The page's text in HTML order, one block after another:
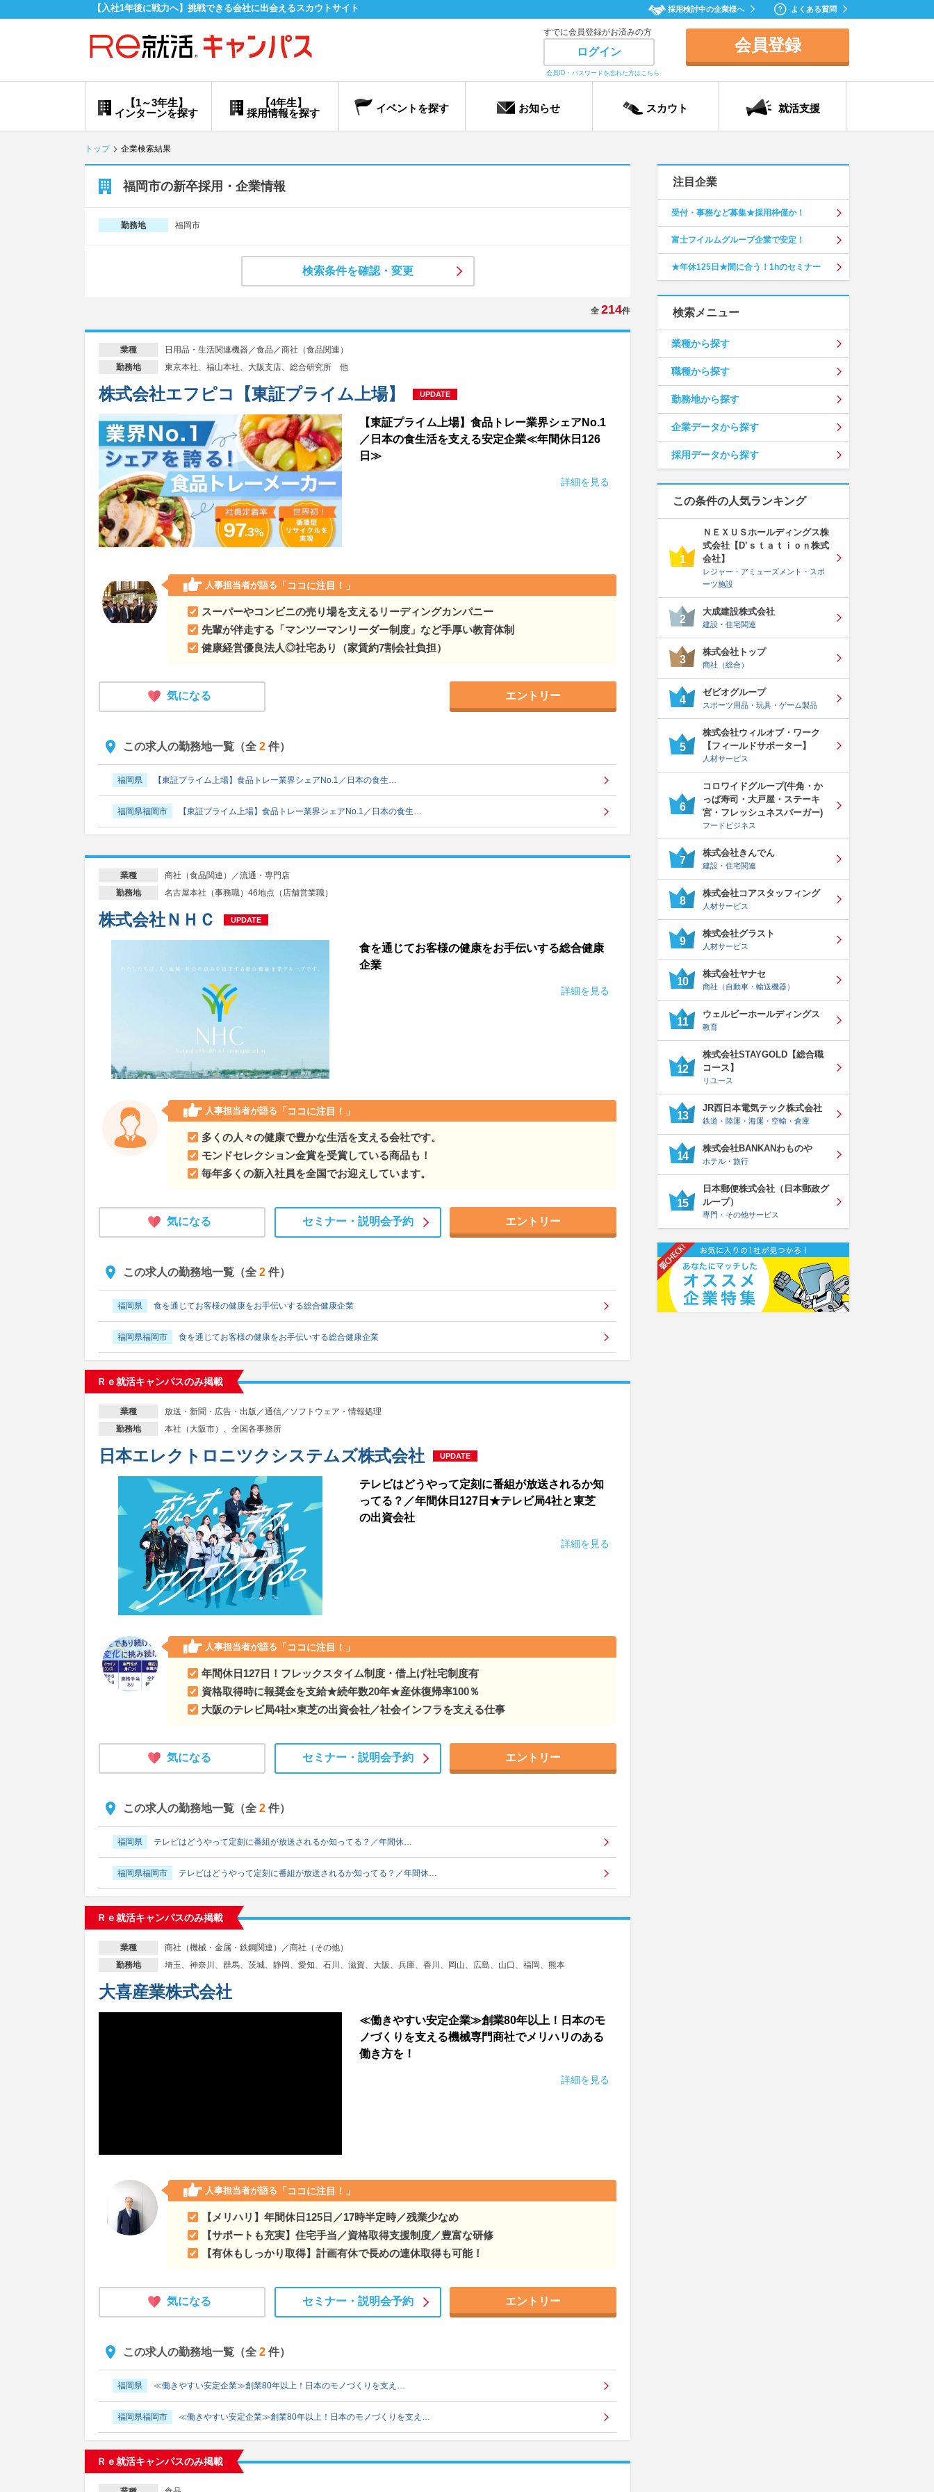
【入社1年後に戦力へ】挑戦できる会社に出会えるスカウトサイト 採用検討中の企業様へ よくある質問
すでに会員登録がお済みの方
ログイン
会員ID・パスワードを忘れた方はこちら
会員登録
【4年生】
採用情報を探す
【1～3年生】
インターンを探す
イベントを探す お知らせ スカウト 就活支援
トップ 企業検索結果
福岡市の新卒採用・企業情報
勤務地 福岡市
検索条件を確認・変更
全 214件
業種 日用品・生活関連機器／食品／商社（食品関連）
勤務地 東京本社、福山本社、大阪支店、総合研究所 他
株式会社エフピコ【東証プライム上場】 UPDATE
【東証プライム上場】食品トレー業界シェアNo.1
／日本の食生活を支える安定企業≪年間休日126
日≫
詳細を見る
人事担当者が語る 「ココに注目！」
スーパーやコンビニの売り場を支えるリーディングカンパニー
先輩が伴走する「マンツーマンリーダー制度」など手厚い教育体制
健康経営優良法人◎社宅あり（家賃約7割会社負担）
気になる エントリー
この求人の勤務地一覧（全 2 件）
福岡県 【東証プライム上場】食品トレー業界シェアNo.1／日本の食生…
福岡県福岡市 【東証プライム上場】食品トレー業界シェアNo.1／日本の食生…
業種 商社（食品関連）／流通・専門店
勤務地 名古屋本社（事務職）46地点（店舗営業職）
株式会社ＮＨＣ UPDATE
食を通じてお客様の健康をお手伝いする総合健康
企業
詳細を見る
人事担当者が語る 「ココに注目！」
多くの人々の健康で豊かな生活を支える会社です。
モンドセレクション金賞を受賞している商品も！
毎年多くの新入社員を全国でお迎えしています。
気になる セミナー・ 説明会予約 エントリー
この求人の勤務地一覧（全 2 件）
福岡県 食を通じてお客様の健康をお手伝いする総合健康企業
福岡県福岡市 食を通じてお客様の健康をお手伝いする総合健康企業
Ｒｅ就活キャンパスのみ掲載
業種 放送・新聞・広告・出版／通信／ソフトウェア・情報処理
勤務地 本社（大阪市）、全国各事務所
日本エレクトロニツクシステムズ株式会社 UPDATE
テレビはどうやって定刻に番組が放送されるか知
ってる？／年間休日127日★テレビ局4社と東芝
の出資会社
詳細を見る
人事担当者が語る 「ココに注目！」
年間休日127日！フレックスタイム制度・借上げ社宅制度有
資格取得時に報奨金を支給★続年数20年★産休復帰率100％
大阪のテレビ局4社×東芝の出資会社／社会インフラを支える仕事
気になる セミナー・ 説明会予約 エントリー
この求人の勤務地一覧（全 2 件）
福岡県 テレビはどうやって定刻に番組が放送されるか知ってる？／年間休…
福岡県福岡市 テレビはどうやって定刻に番組が放送されるか知ってる？／年間休…
Ｒｅ就活キャンパスのみ掲載
業種 商社（機械・金属・鉄鋼関連）／商社（その他）
勤務地 埼玉、神奈川、群馬、茨城、静岡、愛知、石川、滋賀、大阪、兵庫、香川、岡山、広島、山口、福岡、熊本
大喜産業株式会社
≪働きやすい安定企業≫創業80年以上！日本のモ
ノづくりを支える機械専門商社でメリハリのある
働き方を！
詳細を見る
人事担当者が語る 「ココに注目！」
【メリハリ】年間休日125日／17時半定時／残業少なめ
【サポートも充実】住宅手当／資格取得支援制度／豊富な研修
【有休もしっかり取得】計画有休で長めの連休取得も可能！
気になる セミナー・ 説明会予約 エントリー
この求人の勤務地一覧（全 2 件）
福岡県 ≪働きやすい安定企業≫創業80年以上！日本のモノづくりを支え…
福岡県福岡市 ≪働きやすい安定企業≫創業80年以上！日本のモノづくりを支え…
Ｒｅ就活キャンパスのみ掲載
注目企業
受付・事務など募集★採用枠僅か！
富士フイルムグループ企業で安定！
★年休125日★間に合う！1hのセミナー
検索メニュー
業種から探す
職種から探す
勤務地から探す
企業データから探す
採用データから探す
この条件の人気ランキング
1
ＮＥＸＵＳホールディングス株
式会社【D’ｓｔａｔｉｏｎ株式
会社】
レジャー・アミューズメント・スポ
ーツ施設
2
大成建設株式会社
建設・住宅関連
3
株式会社トップ
商社（総合）
4
ゼビオグループ
スポーツ用品・玩具・ゲーム製品
5
株式会社ウィルオブ・ワーク
【フィールドサポーター】
人材サービス
6
コロワイドグループ(牛角・か
っぱ寿司・大戸屋・ステーキ
宮・フレッシュネスバーガー)
フードビジネス
7
株式会社きんでん
建設・住宅関連
8
株式会社コアスタッフィング
人材サービス
9
株式会社グラスト
人材サービス
10
株式会社ヤナセ
商社（自動車・輸送機器）
11
ウェルビーホールディングス
教育
12
株式会社STAYGOLD【総合職
コース】
リユース
13
JR西日本電気テック株式会社
鉄道・陸運・海運・空輸・倉庫
14
株式会社BANKANわものや
ホテル・旅行
15
日本郵便株式会社（日本郵政グ
ループ）
専門・その他サービス